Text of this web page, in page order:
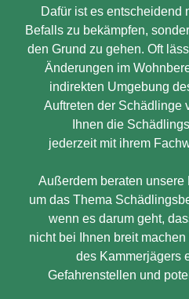
Dafür ist es entscheidend
Befalls zu bekämpfen,
den Grund zu gehen. Oft
Änderungen im
indirekten Umgebung
Auftreten der Schädlinge
Ihnen die
jederzeit mit ihrem
Außerdem beraten unsere
um das Thema
wenn es darum geht,
nicht bei Ihnen breit
des Kammerjägers
Gefahrenstellen und